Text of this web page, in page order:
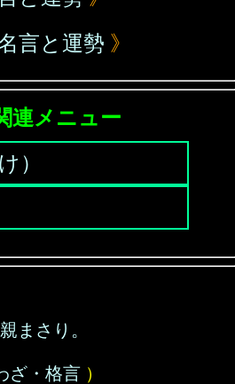
言と運勢 》
連メニュー
）
まさり。
ざ・格言 ）